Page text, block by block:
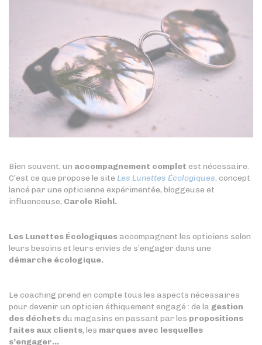
Bien souvent, un accompagnement complet est nécessaire.
C’est ce que propose le site Les Lunettes Écologiques, concept
lancé par une opticienne expérimentée, bloggeuse et
influenceuse, Carole Riehl.
Les Lunettes Écologiquesaccompagnent les opticiens selon
leurs besoins et leurs envies de s’engager dans une
démarche écologique.
Le coaching prend en compte tous les aspects nécessaires
pour devenir un opticien éthiquement engagé : de la gestion
des déchetsdu magasins en passant par les propositions
faites aux clients, les marques avec lesquelles
s’engager…